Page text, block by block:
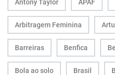
Antony Taylor APAF
Arbitragem Feminina
Barreiras Benfica
Bola ao solo Brasil